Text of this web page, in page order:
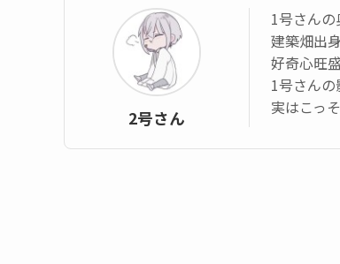
2号さん
1号さんの
建築畑出
好奇心旺
1号さん
実はこっ